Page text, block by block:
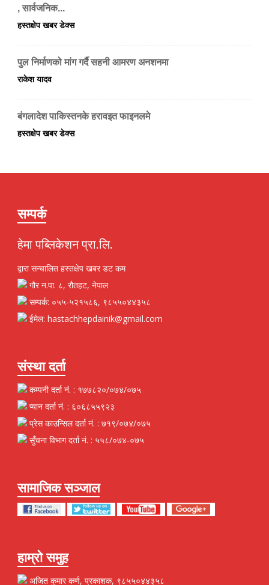
, सार्वजनिक...
हस्तक्षेप खबर डेक्स
पुल निर्माणको मांग गर्दै सहनी आमरण अनशनमा
राकेश यादव
बंगलादेश पाकिस्तनके हरावइत फाइनलमे
हस्तक्षेप खबर डेक्स
सम्पर्क
हेमा पब्लिकेशन प्रा.लि.
द्वारा सन्चालित हस्तक्षेप खबर डट कम
गौर न.पा. ८, रौतहट, नेपाल
सम्पर्क: ०५५-५२१५८६, ९८५५०४४३५८
ईमेल: hastachhepdainik@gmail.com
संस्था दर्ता
कम्पनी दर्ता नं. : १७७८२०/०७४/०७५
प्यान दर्ता नं. : ६०६८५५९२३
प्रेस काउन्सिल दर्ता नं. : ७१९/०७४/०७५
सुँचना विभाग दर्ता नं. : ५५८/०७४-०७५
सामाजिक सञ्जाल
हाम्रो समुह
अजित कुमार कर्ण, प्रकाशक, ९८५५०४४३५८